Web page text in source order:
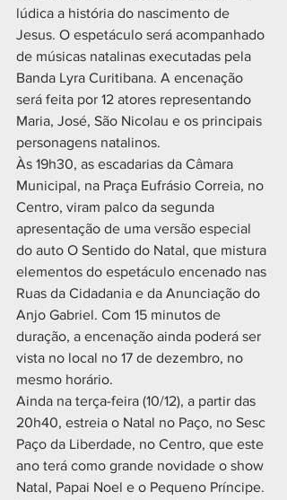
lúdica a história do nascimento de
Jesus. O espetáculo será acompanhado
de músicas natalinas executadas pela
Banda Lyra Curitibana. A encenação
será feita por 12 atores representando
Maria, José, São Nicolau e os principais
personagens natalinos.
Às 19h30, as escadarias da Câmara
Municipal, na Praça Eufrásio Correia, no
Centro, viram palco da segunda
apresentação de uma versão especial
do auto O Sentido do Natal, que mistura
elementos do espetáculo encenado nas
Ruas da Cidadania e da Anunciação do
Anjo Gabriel. Com 15 minutos de
duração, a encenação ainda poderá ser
vista no local no 17 de dezembro, no
mesmo horário.
Ainda na terça-feira (10/12), a partir das
20h40, estreia o Natal no Paço, no Sesc
Paço da Liberdade, no Centro, que este
ano terá como grande novidade o show
Natal, Papai Noel e o Pequeno Príncipe.